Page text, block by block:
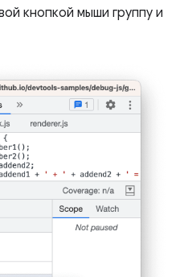
кнопкой мыши группу и